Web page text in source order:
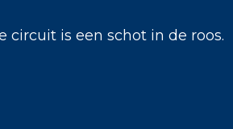
circuit is een schot in de roos.